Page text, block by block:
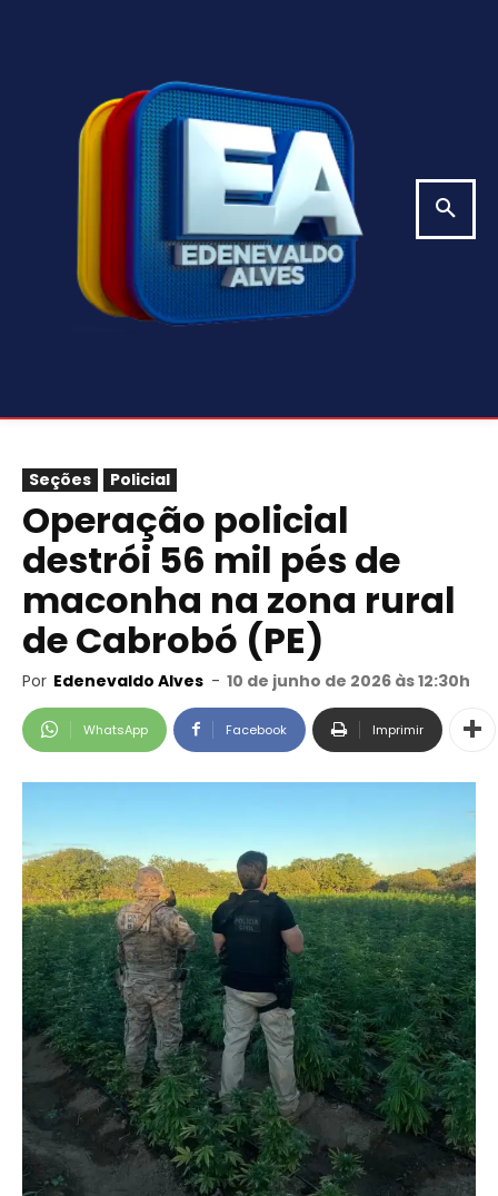
Seções Policial
Operação policial
destrói 56 mil pés de
maconha na zona rural
de Cabrobó (PE)
Por Edenevaldo Alves - 10 de junho de 2026 às 12:30h
WhatsApp Facebook Imprimir